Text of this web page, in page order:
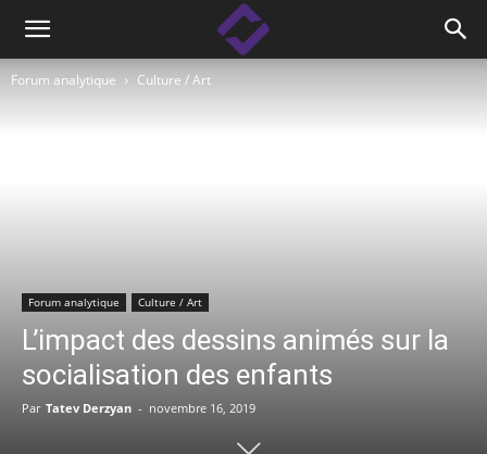
Forum analytique Culture / Art
Forum analytique Culture / Art
L’impact des dessins animés sur la
socialisation des enfants
Par Tatev Derzyan - novembre 16, 2019